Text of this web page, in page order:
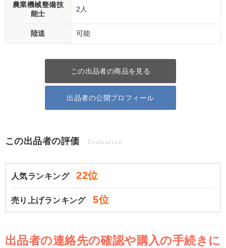
農業機械整備技
能士
2人
陸送 可能
この出品者の商品を見る
出品者の公開プロフィール
この出品者の評価 Evaluation
人気ランキング 22位
売り上げランキング 5位
出品者の連絡先の確認や購入の手続きに